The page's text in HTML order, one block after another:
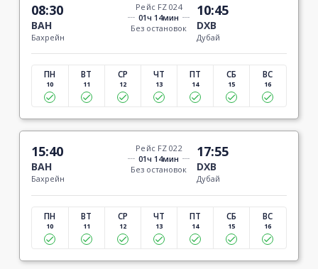
08:30
BAH
Бахрейн
Рейс FZ 024
01ч 14мин
Без остановок
10:45
DXB
Дубай
ПН
10
ВТ
11
СР
12
ЧТ
13
ПТ
14
СБ
15
ВС
16
15:40
BAH
Бахрейн
Рейс FZ 022
01ч 14мин
Без остановок
17:55
DXB
Дубай
ПН
10
ВТ
11
СР
12
ЧТ
13
ПТ
14
СБ
15
ВС
16